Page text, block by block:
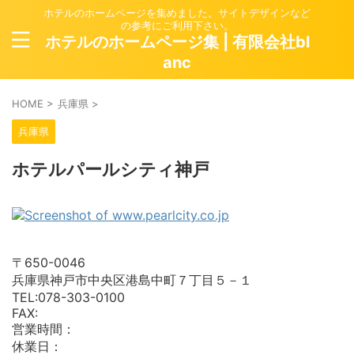
ホテルのホームページを集めました。サイトデザインなど
の参考にご利用下さい。
ホテルのホームページ集 | 有限会社bl
anc
HOME > 兵庫県 >
兵庫県
ホテルパールシティ神戸
〒650-0046
兵庫県神戸市中央区港島中町７丁目５－１
TEL:078-303-0100
FAX:
営業時間：
休業日：